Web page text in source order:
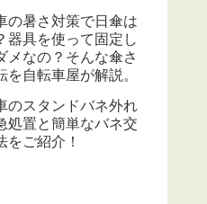
の暑さ対策で日傘は
器具を使って固定し
メなの？そんな傘さ
を自転車屋が解説。
のスタンドバネ外れ
処置と簡単なバネ交
をご紹介！